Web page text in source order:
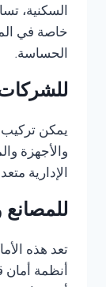
السكنية،
خاصة في
الحساسة.
يمكن تركيب
والأجهزة
الإدارية
للمصانع
تعد هذه
أنظمة أمان